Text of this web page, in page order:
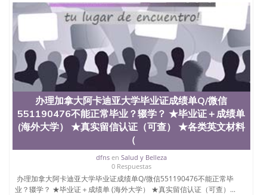
学学历 绩单购买学位证书/澳洲读本科硕士做文凭/购
买澳洲大学毕业证成绩单假文凭学历
offieUniversityofSouthernQueensland 澳洲读书未毕
业找人做文凭学位qq微信551190476澳洲读CQU中央
昆士兰大学学历成绩单购买学位证书/澳洲读本科硕
士做文凭/购买澳洲大学毕业证成绩单假文凭学历办
理加拿大安大略理工大学UOIT毕业证成绩单Q/微信
551190476不能正常毕业？辍学？ ★毕业证＋成绩单
(海外大学） ★真实留信认证（可查） ★各类英文材
料（学生卡、录取通知书offer，雅思托福成绩单
University of Ontario Institute of Technology
办理加拿大阿卡迪亚大学毕业证成绩单Q/微信
551190476不能正常毕业？辍学？ ★毕业证＋成绩单
(海外大学） ★真实留信认证（可查） ★各类英文材料
（
dfnsen Salud y Belleza
0 Respuestas
办理加拿大阿卡迪亚大学毕业证成绩单Q/微信551190476不能正常毕
业？辍学？ ★毕业证＋成绩单 (海外大学） ★真实留信认证（可查）...